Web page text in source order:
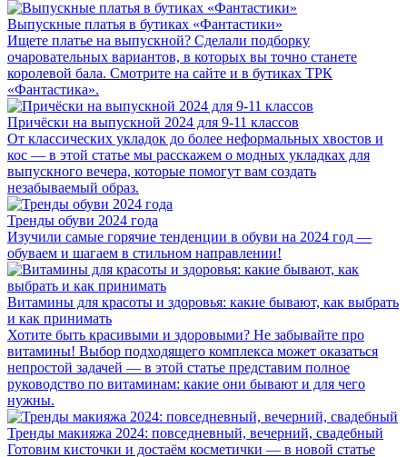
Выпускные платья в бутиках «Фантастики»
Ищете платье на выпускной? Сделали подборку
очаровательных вариантов, в которых вы точно станете
королевой бала. Смотрите на сайте и в бутиках ТРК
«Фантастика».
Причёски на выпускной 2024 для 9-11 классов
От классических укладок до более неформальных хвостов и
кос — в этой статье мы расскажем о модных укладках для
выпускного вечера, которые помогут вам создать
незабываемый образ.
Тренды обуви 2024 года
Изучили самые горячие тенденции в обуви на 2024 год —
обуваем и шагаем в стильном направлении!
Витамины для красоты и здоровья: какие бывают, как выбрать
и как принимать
Хотите быть красивыми и здоровыми? Не забывайте про
витамины! Выбор подходящего комплекса может оказаться
непростой задачей — в этой статье представим полное
руководство по витаминам: какие они бывают и для чего
нужны.
Тренды макияжа 2024: повседневный, вечерний, свадебный
Готовим кисточки и достаём косметички — в новой статье